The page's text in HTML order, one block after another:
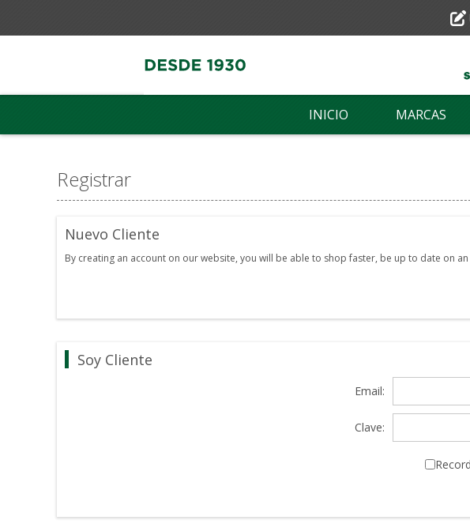
INICIO MARCAS
Registrar
Nuevo Cliente
By creating an account on our website, you will be able to shop faster, be up to date on
Soy Cliente
Email:
Clave: